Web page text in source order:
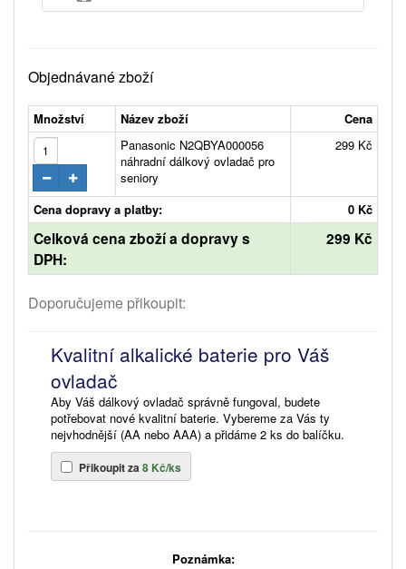
Objednávané zboží
Množství Název zboží
Cena
Panasonic N2QBYA000056
náhradní dálkový ovladač pro
seniory
299 Kč
Cena dopravy a platby: 0 Kč
Celková cena zboží a dopravy s
DPH:
299 Kč
Doporučujeme přikoupit:
Kvalitní alkalické baterie pro Váš
ovladač
Aby Váš dálkový ovladač správně fungoval, budete
potřebovat nové kvalitní baterie. Vybereme za Vás ty
nejvhodnější (AA nebo AAA) a přidáme 2 ks do balíčku.
Přikoupit za 8 Kč/ks
Poznámka: